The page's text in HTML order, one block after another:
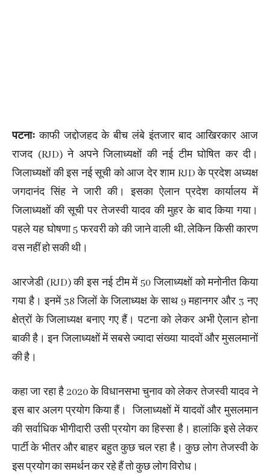
पटनाः काफी जद्दोजहद के बीच लंबे इंतजार बाद आखिरकार आज
राजद (RJD) ने अपने जिलाध्यक्षों की नई टीम घोषित कर दी।
जिलाध्यक्षों की इस नई सूची को आज देर शाम RJD के प्रदेश अध्यक्ष
जगदानंद सिंह ने जारी की। इसका ऐलान प्रदेश कार्यालय में
जिलाध्यक्षों की सूची पर तेजस्वी यादव की मुहर के बाद किया गया।
पहले यह घोषणा 5 फरवरी को की जाने वाली थी, लेकिन किसी कारण
वस नहीं हो सकी थी।
आरजेडी (RJD) की इस नई टीम में 50 जिलाध्यक्षों को मनोनीत किया
गया है। इनमें 38 जिलों के जिलाध्यक्ष के साथ 9 महानगर और 3 नए
क्षेत्रों के जिलाध्यक्ष बनाए गए हैं। पटना को लेकर अभी ऐलान होना
बाकी है। इन जिलाध्यक्षों में सबसे ज्यादा संख्या यादवों और मुसलमानों
की है।
कहा जा रहा है 2020 के विधानसभा चुनाव को लेकर तेजस्वी यादव ने
इस बार अलग प्रयोग किया हैं। जिलाध्यक्षों में यादवों और मुसलमान
की सर्वाधिक भीगीदारी उसी प्रयोग का हिस्सा है। हालांकि इसे लेकर
पार्टी के भीतर और बाहर बहुत कुछ चल रहा है। कुछ लोग तेजस्वी के
इस प्रयोग का समर्थन कर रहे हैं तो कुछ लोग विरोध।